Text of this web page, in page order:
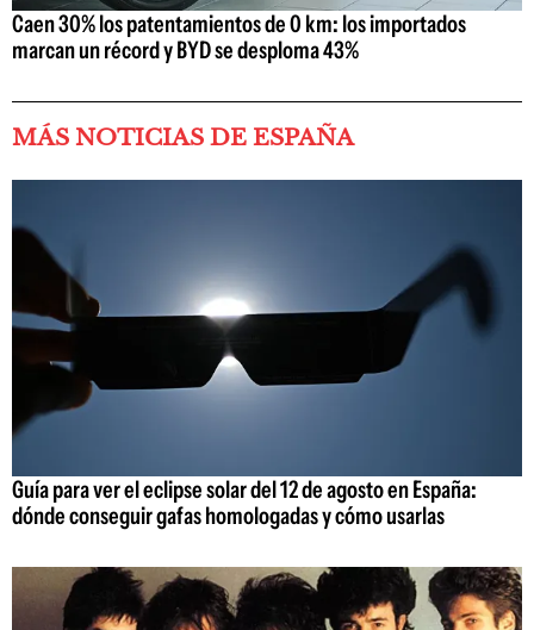
Caen 30% los patentamientos de 0 km: los importados
marcan un récord y BYD se desploma 43%
MÁS NOTICIAS DE ESPAÑA
Guía para ver el eclipse solar del 12 de agosto en España:
dónde conseguir gafas homologadas y cómo usarlas